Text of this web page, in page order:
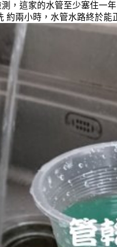
，這家的水管至少塞住一
兩小時，水管水路終於能